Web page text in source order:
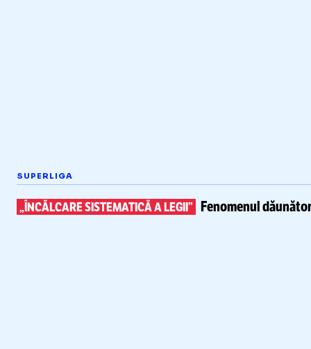
SUPERLIGA
„ÎNCĂLCARE SISTEMATICĂ A LEGII” Fenomenul